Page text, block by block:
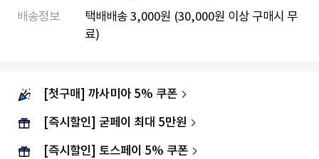
배송정보
택배배송 3,000원 (30,000원 이상 구매시 무
료)
[첫구매] 까사미아 5% 쿠폰
[즉시할인] 굳페이 최대 5만원
[즉시할인] 토스페이 5% 쿠폰